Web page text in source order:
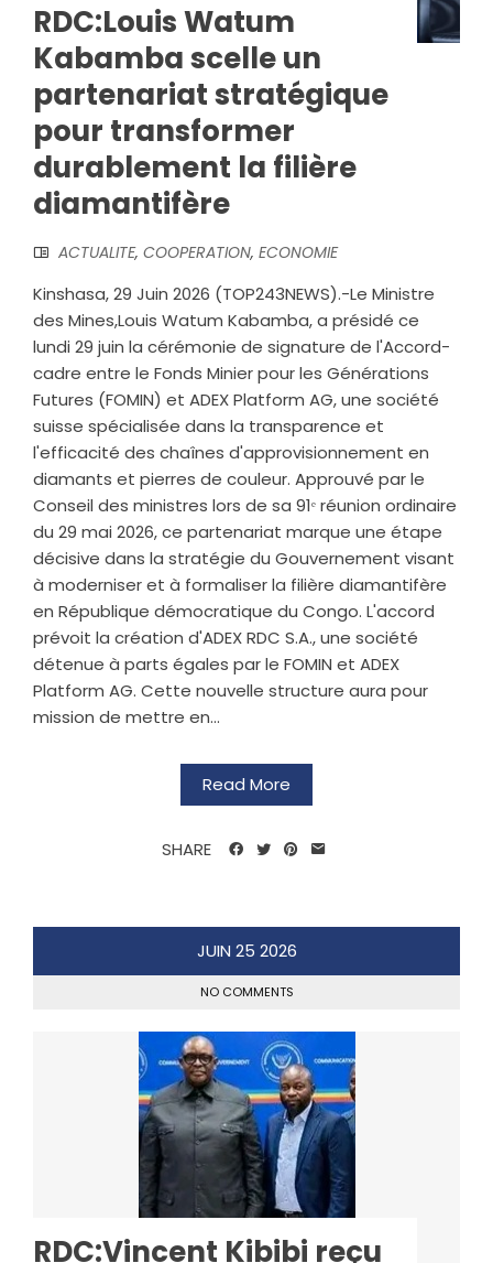
RDC:Louis Watum
Kabamba scelle un
partenariat stratégique
pour transformer
durablement la filière
diamantifère
ACTUALITE, COOPERATION, ECONOMIE
Kinshasa, 29 Juin 2026 (TOP243NEWS).-Le Ministre
des Mines,Louis Watum Kabamba, a présidé ce
lundi 29 juin la cérémonie de signature de l'Accord-
cadre entre le Fonds Minier pour les Générations
Futures (FOMIN) et ADEX Platform AG, une société
suisse spécialisée dans la transparence et
l'efficacité des chaînes d'approvisionnement en
diamants et pierres de couleur. Approuvé par le
Conseil des ministres lors de sa 91ᵉ réunion ordinaire
du 29 mai 2026, ce partenariat marque une étape
décisive dans la stratégie du Gouvernement visant
à moderniser et à formaliser la filière diamantifère
en République démocratique du Congo. L'accord
prévoit la création d'ADEX RDC S.A., une société
détenue à parts égales par le FOMIN et ADEX
Platform AG. Cette nouvelle structure aura pour
mission de mettre en...
Read More
SHARE
JUIN 25 2026
NO COMMENTS
RDC:Vincent Kibibi reçu